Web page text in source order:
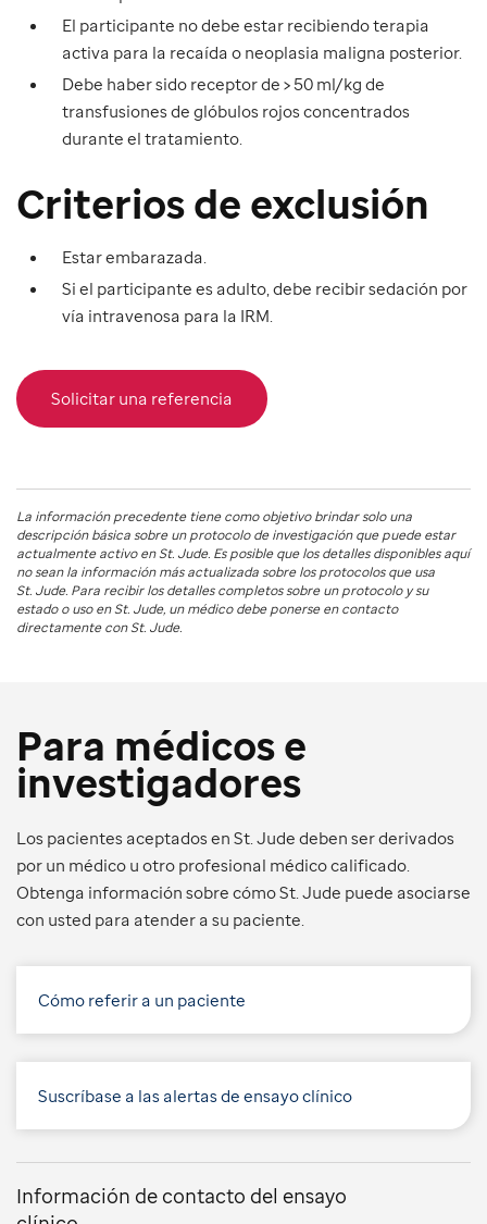
El participante no debe estar recibiendo terapia
activa para la recaída o neoplasia maligna posterior.
Debe haber sido receptor de > 50 ml/kg de
transfusiones de glóbulos rojos concentrados
durante el tratamiento.
Criterios de exclusión
Estar embarazada.
Si el participante es adulto, debe recibir sedación por
vía intravenosa para la IRM.
Solicitar una referencia
La información precedente tiene como objetivo brindar solo una
descripción básica sobre un protocolo de investigación que puede estar
actualmente activo enSt. Jude. Es posible que los detalles disponibles aquí
no sean la información más actualizada sobre los protocolos que usa
St. Jude. Para recibir los detalles completos sobre un protocolo y su
estado o uso enSt. Jude, un médico debe ponerse en contacto
directamente con St. Jude.
Para médicos e
investigadores
Los pacientes aceptados en St. Jude deben ser derivados
por un médico u otro profesional médico calificado.
Obtenga información sobre cómo St. Jude puede asociarse
con usted para atender a su paciente.
Cómo referir a un paciente
Suscríbase a las alertas de ensayo clínico
Información de contacto del ensayo